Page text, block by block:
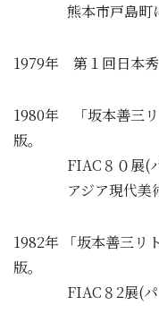
熊本市戸島
1979年 第１回日本秀
1980年 「坂本善三
版。
FIAC８０展(パリ
アジア現代美術
1982年 「坂本善三リ
版。
FIAC８2展(パリ